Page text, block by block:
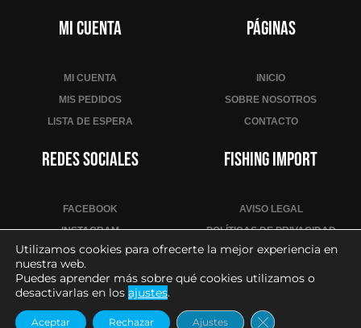
Mi cuenta
MI CUENTA
MIS PEDIDOS
LISTA DE ESPERA
Páginas
INICIO
SOBRE NOSOTROS
CONTACTO
Redes sociales
FACEBOOK
INSTAGRAM
YOUTUBE
Fishing Import
AVISO LEGAL
POLÍTICAS DE PRIVACIDAD
POLÍTICA DE COOKIES
CONDICIONES DE VENTA
Utilizamos cookies para ofrecerte la mejor experiencia en
nuestra web.
Puedes aprender más sobre qué cookies utilizamos o
desactivarlas en los ajustes.
Aceptar Rechazar Ajustes Cerrar el banner